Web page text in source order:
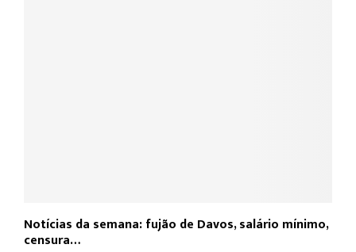
Notícias da semana: fujão de Davos, salário mínimo,
censura…